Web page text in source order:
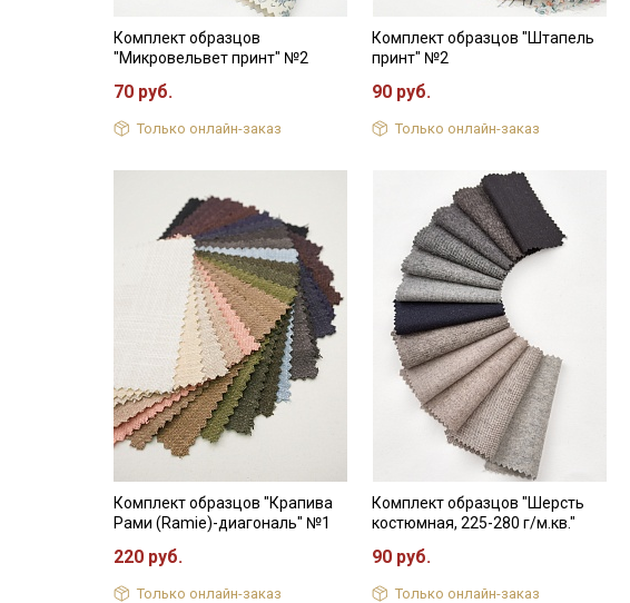
Комплект образцов
"Микровельвет принт" №2
70 руб.
Только онлайн-заказ
Комплект образцов "Штапель
принт" №2
90 руб.
Только онлайн-заказ
Комплект образцов "Крапива
Рами (Ramie)-диагональ" №1
220 руб.
Только онлайн-заказ
Комплект образцов "Шерсть
костюмная, 225-280 г/м.кв."
90 руб.
Только онлайн-заказ